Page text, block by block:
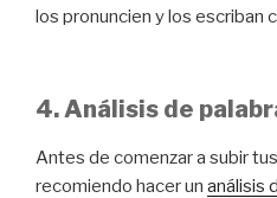
los pronuncien y los escriban
4. Análisis de
Antes de comenzar a subir
recomiendo hacer un análisis